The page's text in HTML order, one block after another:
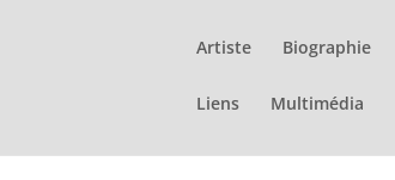
Artiste Biographie
Liens Multimédia